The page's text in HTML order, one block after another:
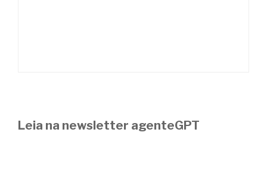
Leia na newsletter agenteGPT